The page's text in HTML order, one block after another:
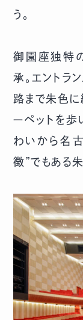
う。
御園座独特
承。エントラ
路まで朱色に
ーペットを歩
わいから名
徴”でもある朱